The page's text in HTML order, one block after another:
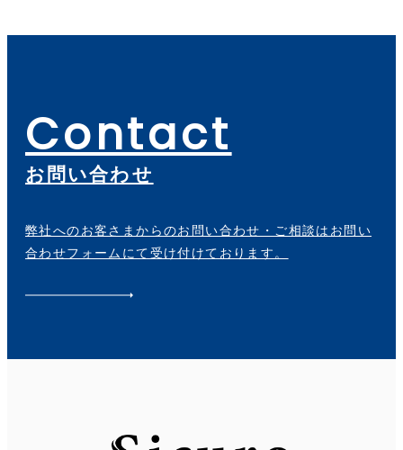
Contact
お問い合わせ
弊社へのお客さまからのお問い合わせ・ご相談はお問い
合わせフォームにて受け付けております。